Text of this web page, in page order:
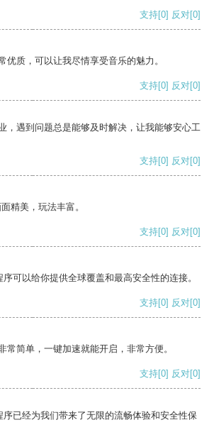
支持[0] 反对[0]
优质，可以让我尽情享受音乐的魅力。
支持[0] 反对[0]
，遇到问题总是能够及时解决，让我能够安心工
支持[0] 反对[0]
精美，玩法丰富。
支持[0] 反对[0]
可以给你提供全球覆盖和最高安全性的连接。
支持[0] 反对[0]
常简单，一键加速就能开启，非常方便。
支持[0] 反对[0]
已经为我们带来了无限的流畅体验和安全性保